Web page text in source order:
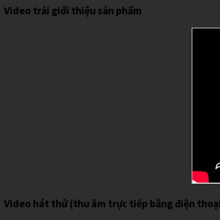
Video trải giới thiệu sản phẩm
Video hát thử (thu âm trực tiếp bằng điện